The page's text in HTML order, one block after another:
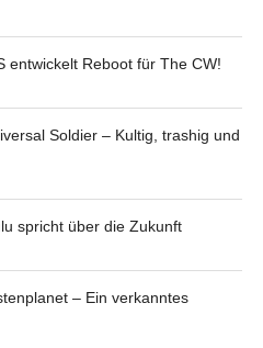
entwickelt Reboot für The CW!
Soldier – Kultig, trashig und
spricht über die Zukunft
– Ein verkanntes